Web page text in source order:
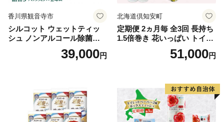
香川県観音寺市
シルコット ウェットティッ
シュ ノンアルコール除菌詰
替（43枚×3P）×24袋 日用品
おもちゃ 拭き取り 手拭き 外
39,000円
北海道倶知安町
定期便 2ヵ月毎 全3回 長持ち
1.5倍巻き 花いっぱい トイレ
ットペーパー ダブル 45ｍ 計
72ロール 全18種 花柄 プリン
ー 消耗品 備蓄 送料無料 北海
道 倶知安町 日用品
51,000円